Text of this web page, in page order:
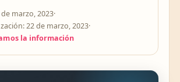
marzo, 2023·
22 de marzo, 2023·
la información